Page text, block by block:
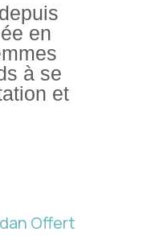
en
à se
et
Offert